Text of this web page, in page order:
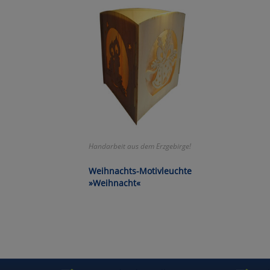
Handarbeit aus dem Erzgebirge!
Weihnachts-Motivleuchte
»Weihnacht«